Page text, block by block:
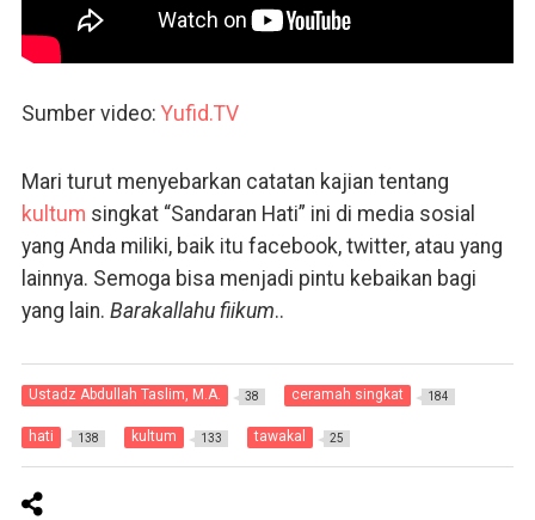
Sumber video: Yufid.TV
Mari turut menyebarkan catatan kajian tentang
kultum singkat “Sandaran Hati” ini di media sosial
yang Anda miliki, baik itu facebook, twitter, atau yang
lainnya. Semoga bisa menjadi pintu kebaikan bagi
yang lain. Barakallahu fiikum..
Ustadz Abdullah Taslim, M.A. 38 ceramah singkat 184
hati 138 kultum 133 tawakal 25